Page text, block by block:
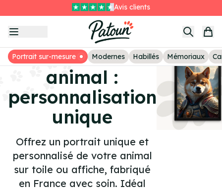
Livraison GRATUITE sans minimum
Le deuxième tableau à -25%
Avis clients
of
Portrait sur-mesure Modernes Habillés Mémoriaux
Portrait de mon
animal :
personnalisation
unique
Offrez un portrait unique et
personnalisé de votre animal
sur toile ou affiche, fabriqué
en France avec soin. Idéal